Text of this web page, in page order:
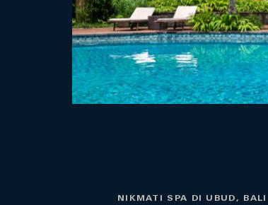
NIKMATI SPA DI UBUD, BALI